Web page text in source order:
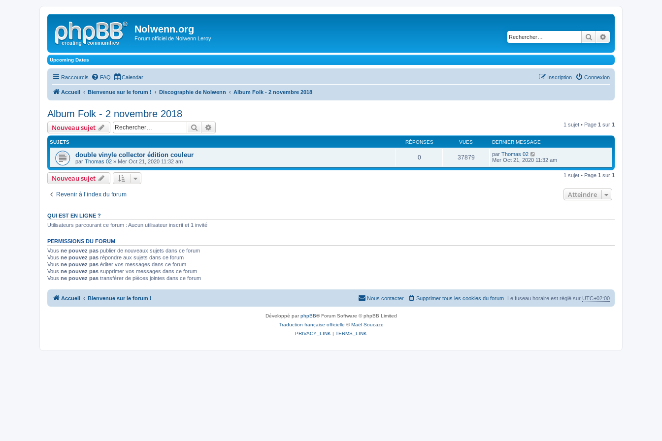
Nolwenn.org
Forum officiel de Nolwenn Leroy Rechercher
Upcoming Dates
Raccourcis FAQ Calendar Connexion
Inscription
Accueil Bienvenue sur le forum ! Discographie de Nolwenn Album Folk - 2 novembre 2018
Album Folk - 2 novembre 2018
Nouveau sujet Rechercher 1 sujet • Page 1 sur 1
SUJETS RÉPONSES VUES DERNIER MESSAGE
double vinyle collector édition couleur
par Thomas 02 » Mer Oct 21, 2020 11:32 am
0 37879 par Thomas 02
Mer Oct 21, 2020 11:32 am
Nouveau sujet 1 sujet • Page 1 sur 1
Revenir à l’index du forum Atteindre
QUI EST EN LIGNE ?
Utilisateurs parcourant ce forum : Aucun utilisateur inscrit et 1 invité
PERMISSIONS DU FORUM
Vous ne pouvez pas publier de nouveaux sujets dans ce forum
Vous ne pouvez pas répondre aux sujets dans ce forum
Vous ne pouvez pas éditer vos messages dans ce forum
Vous ne pouvez pas supprimer vos messages dans ce forum
Vous ne pouvez pas transférer de pièces jointes dans ce forum
Accueil Bienvenue sur le forum ! Le fuseau horaire est réglé sur UTC+02:00
Supprimer tous les cookies du forum
Nous contacter
Développé parphpBB® Forum Software © phpBB Limited
Traduction française officielle ©Maël Soucaze
PRIVACY_LINK | TERMS_LINK